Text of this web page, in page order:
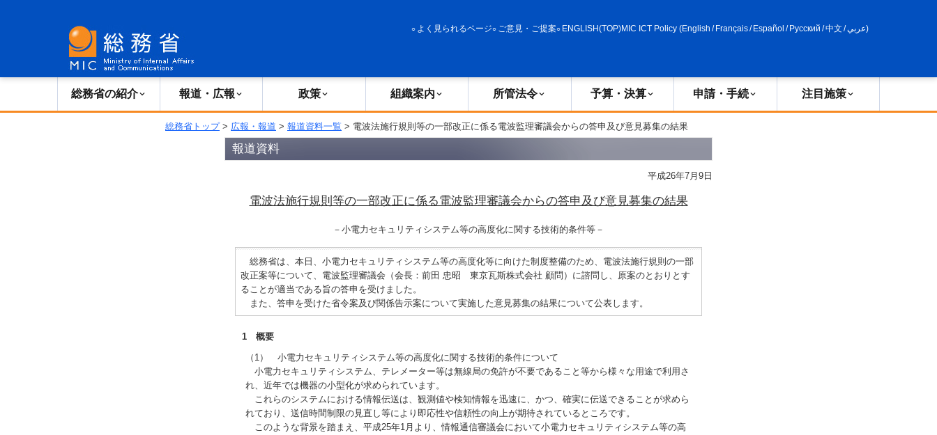
よく見られるページ ご意見・ご提案 ENGLISH(TOP)MIC ICT Policy (English / Français/ Español / Русский /中文 /عربي)
総務省の紹介 報道・広報 政策 組織案内 所管法令 予算・決算 申請・手続 注目施策
総務省トップ> 広報・報道 > 報道資料一覧 > 電波法施行規則等の一部改正に係る電波監理審議会からの答申及び意見募集の結果
報道資料
平成26年7月9日
電波法施行規則等の一部改正に係る電波監理審議会からの答申及び意見募集の結果
－小電力セキュリティシステム等の高度化に関する技術的条件等－
総務省は、本日、小電力セキュリティシステム等の高度化等に向けた制度整備のため、電波法施行規則の一部
改正案等について、電波監理審議会（会長：前田 忠昭 東京瓦斯株式会社 顧問）に諮問し、原案のとおりとす
ることが適当である旨の答申を受けました。
また、答申を受けた省令案及び関係告示案について実施した意見募集の結果について公表します。
1 概要
（1） 小電力セキュリティシステム等の高度化に関する技術的条件について
小電力セキュリティシステム、テレメーター等は無線局の免許が不要であること等から様々な用途で利用さ
れ、近年では機器の小型化が求められています。
これらのシステムにおける情報伝送は、観測値や検知情報を迅速に、かつ、確実に伝送できることが求めら
れており、送信時間制限の見直し等により即応性や信頼性の向上が期待されているところです。
このような背景を踏まえ、平成25年1月より、情報通信審議会において小電力セキュリティシステム等の高